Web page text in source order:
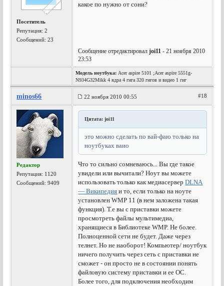
Посетитель
Репутация:2
Сообщений: 23
какое по нужно от сони?
Сообщение отредактировалjoi11 - 21 ноября 2010
23:53
Модель ноутбука: Acer aspire 5101 ;Acer aspire 5551g-
N934G32Mikk 4 ядра 4 гига 320 гигов и видео 1 гиг
minos66 22 ноября 2010 00:55 #18
Редактор
Репутация: 1120
Сообщений: 9409
Цитата: joi11
это можно сделать по вай-фаю только на
ноутбуках ваио
Что то сильно сомневаюсь... Вы где такое
увидели или вычитали? Ноут вы можете
использовать только как медиасерверDLNA
— Википедия и то, если только на ноуте
установлен WMP 11 (в нем заложена такая
функция). Т.е вы с приставки можете
просмотреть файлы мультимедиа,
хранящиеся в Библиотеке WMP. Не более.
Полноценной сети не будет. Даже через
телнет. Но не наоборот! Компьютер/ ноутбук
ничего получить через сеть с приставки не
сможет - он просто не в состоянии понять
файловую систему приставки и ее ОС.
Более того, для подключения необходим